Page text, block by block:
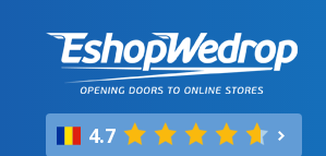
4.7